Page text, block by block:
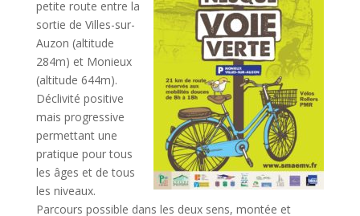
petite route entre la
sortie de Villes-sur-
Auzon (altitude
284m) et Monieux
(altitude 644m).
Déclivité positive
mais progressive
permettant une
pratique pour tous
les âges et de tous
les niveaux.
Parcours possible dans les deux sens, montée et